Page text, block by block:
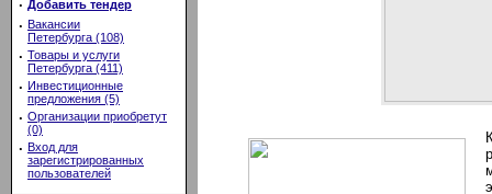
· Добавить тендер
· Вакансии
Петербурга (108)
· Товары и услуги
Петербурга (411)
· Инвестиционные
предложения (5)
· Организации приобретут
(0)
· Вход для
зарегистрированных
пользователей